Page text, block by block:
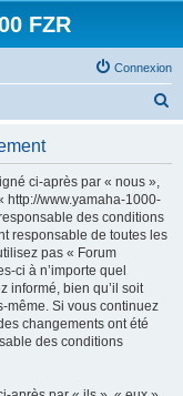
FZR
Connexion
ci-après par « nous »,
http://www.yamaha-1000-
des conditions
responsable de toutes les
pas « Forum
ci à n’importe quel
informé, bien qu’il soit
même. Si vous continuez
changements ont été
des conditions